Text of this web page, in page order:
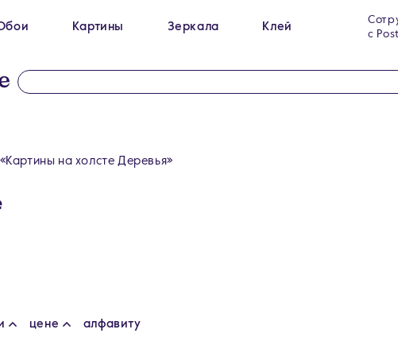
Картины Зеркала Клей
с
на холсте Деревья»
цене алфавиту